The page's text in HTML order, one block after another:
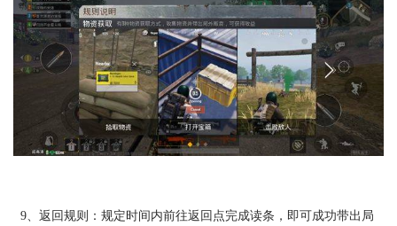
9、返回规则：规定时间内前往返回点完成读条，即可成功带出局